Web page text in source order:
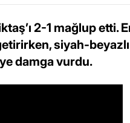
2-1 mağlup etti.
siyah-beyazlı
damga vurdu.